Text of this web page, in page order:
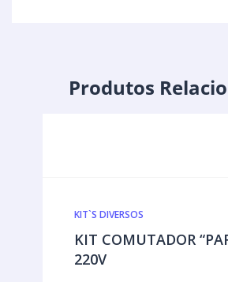
Produtos
KIT`S DIVERSOS
KIT COMUTADOR
220V